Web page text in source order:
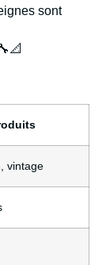
sont
vintage